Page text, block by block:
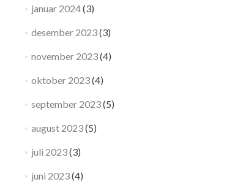
januar 2024(3)
desember 2023(3)
november 2023(4)
oktober 2023(4)
september 2023(5)
august 2023(5)
juli 2023(3)
juni 2023(4)